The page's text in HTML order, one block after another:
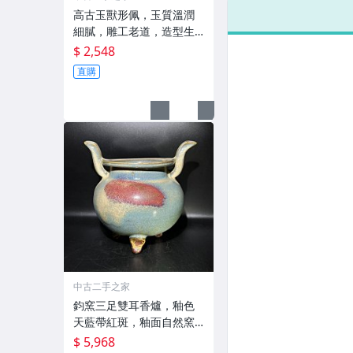
高古玉獸形佩，玉質溫潤
細膩，雕工老道，造型生
動，整
$ 2,548
直購
中古二手之家
鈞窯三足雙耳香爐，釉色
天藍帶紅斑，釉面自然窯
變，造
$ 5,968